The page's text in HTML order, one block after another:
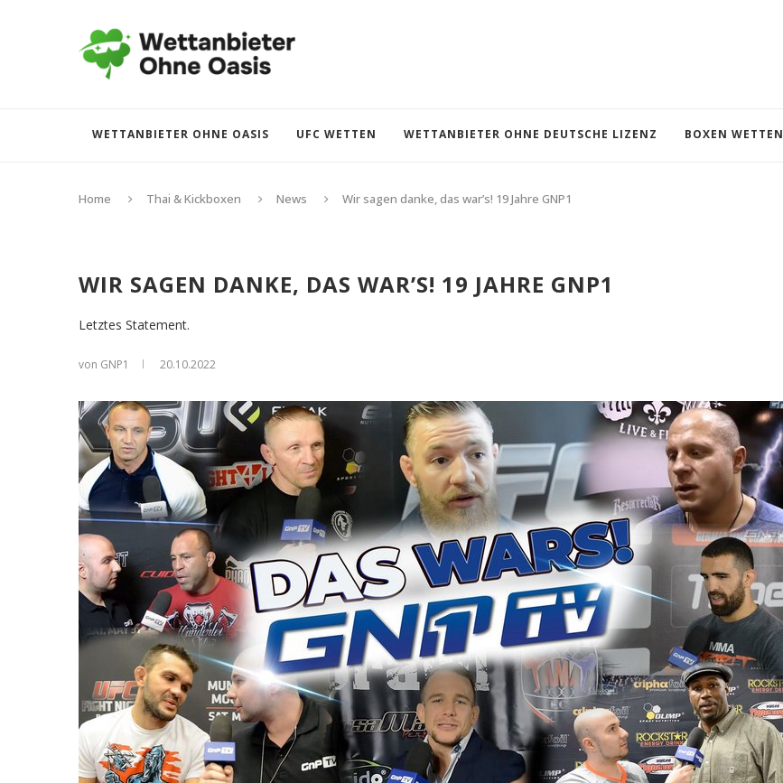
WETTANBIETER OHNE OASIS UFC WETTEN WETTANBIETER OHNE DEUTSCHE LIZENZ BOXEN WETTEN
Home Thai & Kickboxen News Wir sagen danke, das war’s! 19 Jahre GNP1
WIR SAGEN DANKE, DAS WAR’S! 19 JAHRE GNP1
Letztes Statement.
von GNP1 20.10.2022